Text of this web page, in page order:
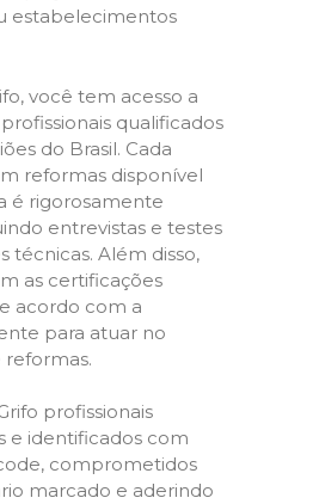
estabelecimentos
você tem acesso a
qualificados
do Brasil. Cada
reformas disponível
é rigorosamente
entrevistas e testes
técnicas. Além disso,
as certificações
acordo com a
para atuar no
profissionais
e identificados com
comprometidos
marcado e aderindo